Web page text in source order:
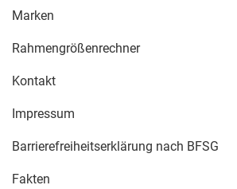
Marken
Rahmengrößenrechner
Kontakt
Impressum
Barrierefreiheitserklärung nach BFSG
Fakten